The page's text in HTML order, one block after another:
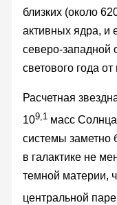
близких (около
активных ядра, и
северо-западной
светового года
Расчетная
109,1масс
системы заметно
в галактике не
темной материи,
центральной